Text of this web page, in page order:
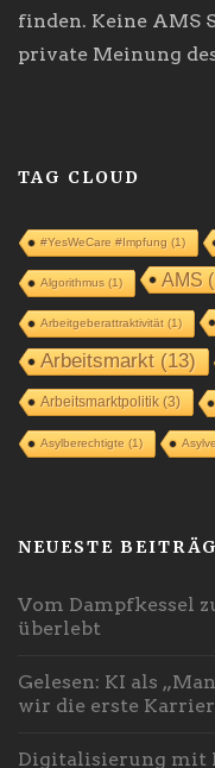
finden. Keine AMS
private Meinung
TAG CLOUD
#YesWeCare #Impfung (1)
Algorithmus (1) AMS
Arbeitgeberattraktivität(1)
Arbeitsmarkt(13)
Arbeitsmarktpolitik(3)
Asylberechtigte (1)
NEUESTE
Vom Dampfkessel
überlebt
Gelesen: KI als
wir die erste
Digitalisierung mit